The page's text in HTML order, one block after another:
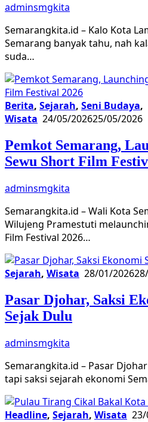
adminsmgkita
Semarangkita.id – Kalo Kota
Semarang banyak tahu, nah
suda…
Berita, Sejarah, Seni Budaya,
Wisata 24/05/202625/05/2026
Pemkot Semarang,
Sewu Short Film
adminsmgkita
Semarangkita.id – Wali Kota
Wilujeng Pramestuti
Film Festival 2026…
Sejarah, Wisata 28/01/2026
Pasar Djohar, Saksi
Sejak Dulu
adminsmgkita
Semarangkita.id – Pasar
tapi saksi sejarah ekonomi
Headline, Sejarah, Wisata